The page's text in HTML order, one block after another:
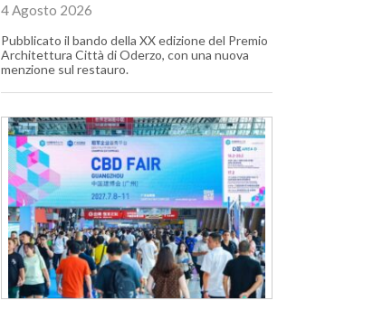
4 Agosto 2026
Pubblicato il bando della XX edizione del Premio
Architettura Città di Oderzo, con una nuova
menzione sul restauro.